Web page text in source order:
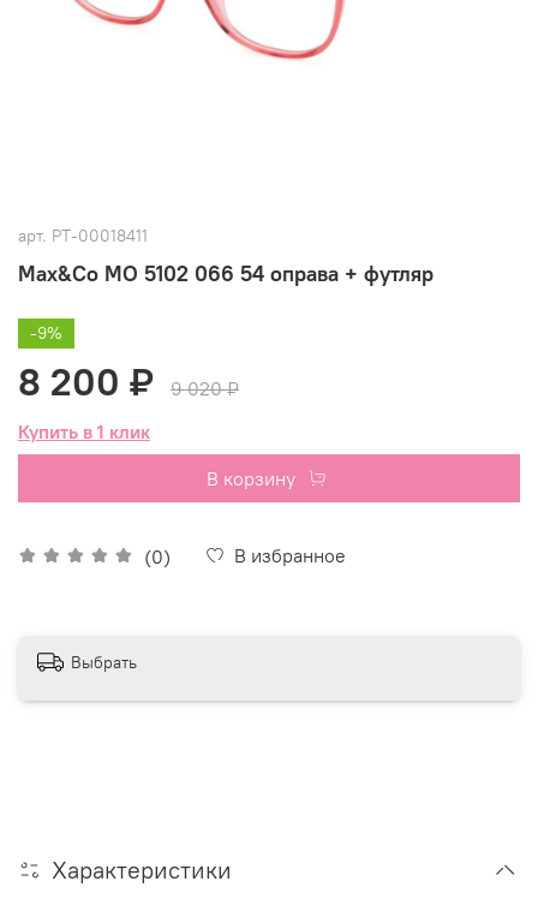
арт. РТ-00018411
Max&Co MO 5102 066 54 оправа + футляр
(0) В избранное
-9%
8 200 ₽
9 020 ₽
Купить в 1 клик
В корзину
Выбрать
Характеристики